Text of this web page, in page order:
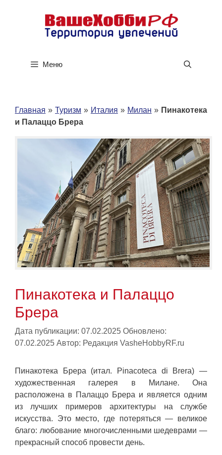
содержимому
Меню
Главная » Туризм » Италия » Милан » Пинакотека
и Палаццо Брера
Пинакотека и Палаццо
Брера
Дата публикации: 07.02.2025 Обновлено:
07.02.2025 Автор: Редакция VasheHobbyRF.ru
Пинакотека Брера (итал. Pinacoteca di Brera) —
художественная галерея в Милане. Она
расположена в Палаццо Брера и является одним
из лучших примеров архитектуры на службе
искусства. Это место, где потеряться — великое
благо: любование многочисленными шедеврами —
прекрасный способ провести день.